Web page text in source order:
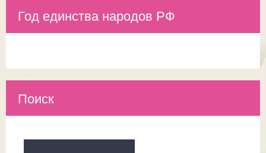
Год единства народов РФ
Поиск